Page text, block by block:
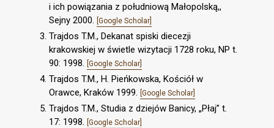
i ich powiązania z południową Małopolską,,
Sejny 2000. [Google Scholar]
Trajdos T.M., Dekanat spiski diecezji
krakowskiej w świetle wizytacji 1728 roku, NP t.
90: 1998. [Google Scholar]
Trajdos T.M., H. Pieńkowska, Kościół w
Orawce, Kraków 1999. [Google Scholar]
Trajdos T.M., Studia z dziejów Banicy, „Płaj” t.
17: 1998.
[Google Scholar]